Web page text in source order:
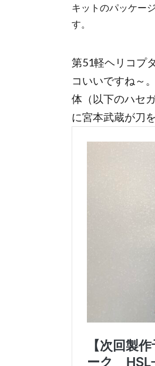
キットのパッケー
す。
第51軽ヘリコプ
コいいですね～
体（以下のハセ
に宮本武蔵が刀